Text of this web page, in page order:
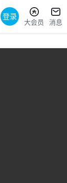
登录
大会员 消息